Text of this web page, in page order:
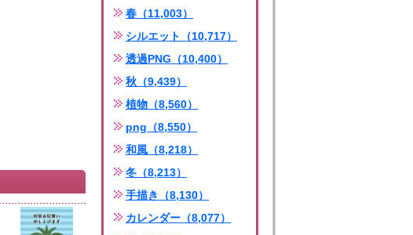
春（11,003）
シルエット（10,717）
透過PNG（10,400）
秋（9,439）
植物（8,560）
png（8,550）
和風（8,218）
冬（8,213）
手描き（8,130）
カレンダー（8,077）